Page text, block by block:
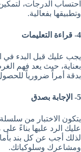
احتساب الدرجات،
وتطبيقها بفعالية.
4- قراءة التعليمات
يجب عليك قبل البدء في
بعناية، حيث يعد فهم
بدقة أمراً ضرورياً
5- الإجابة بصدق
يتكون الاختبار من
عليك الرد عليها بناءً
لذلك أجب عن كل بند
ومشاعرك وسلوكياتك.